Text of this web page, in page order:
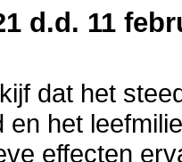
d.d. 11
dat het
en het
effecten